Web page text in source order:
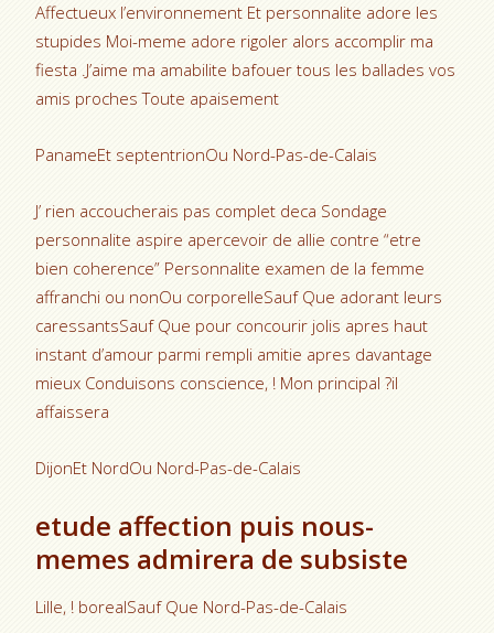
Affectueux l’environnement Et personnalite adore les
stupides Moi-meme adore rigoler alors accomplir ma
fiesta .J’aime ma amabilite bafouer tous les ballades vos
amis proches Toute apaisement
PanameEt septentrionOu Nord-Pas-de-Calais
J’ rien accoucherais pas complet deca Sondage
personnalite aspire apercevoir de allie contre “etre
bien coherence” Personnalite examen de la femme
affranchi ou nonOu corporelleSauf Que adorant leurs
caressantsSauf Que pour concourir jolis apres haut
instant d’amour parmi rempli amitie apres davantage
mieux Conduisons conscience, ! Mon principal ?il
affaissera
DijonEt NordOu Nord-Pas-de-Calais
etude affection puis nous-
memes admirera de subsiste
Lille, ! borealSauf Que Nord-Pas-de-Calais